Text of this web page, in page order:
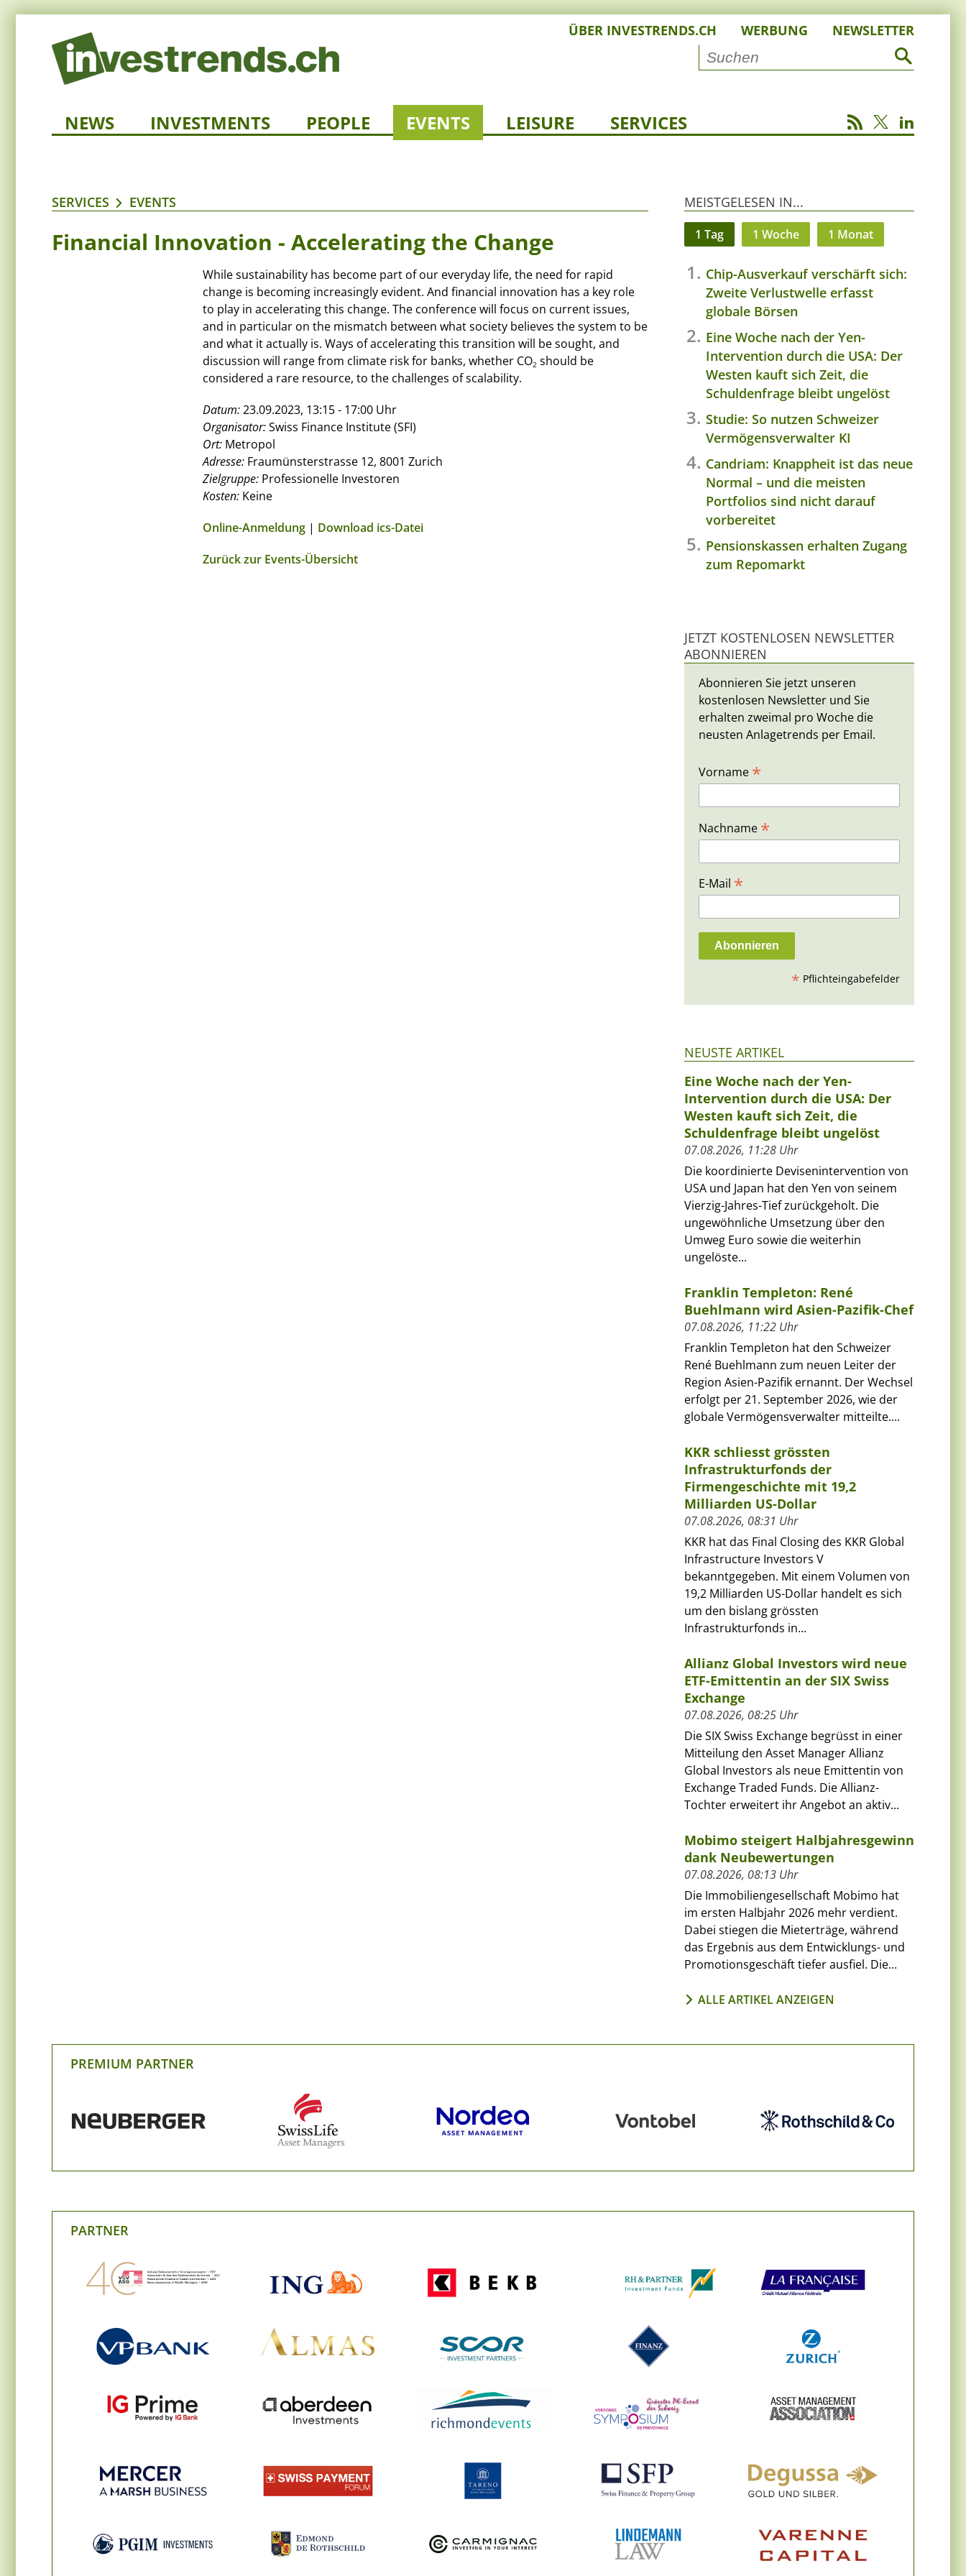
ÜBER INVESTRENDS.CH WERBUNG NEWSLETTER
NEWS INVESTMENTS PEOPLE EVENTS LEISURE SERVICES
SERVICES EVENTS
Financial Innovation - Accelerating the Change
While sustainability has become part of our everyday life, the need for rapid
change is becoming increasingly evident. And financial innovation has a key role
to play in accelerating this change. The conference will focus on current issues,
and in particular on the mismatch between what society believes the system to be
and what it actually is. Ways of accelerating this transition will be sought, and
discussion will range from climate risk for banks, whether CO2 should be
considered a rare resource, to the challenges of scalability.
Datum:23.09.2023, 13:15 - 17:00 Uhr
Organisator:Swiss Finance Institute (SFI)
Ort: Metropol
Adresse: Fraumünsterstrasse 12, 8001 Zurich
Zielgruppe: Professionelle Investoren
Kosten: Keine
Online-Anmeldung | Download ics-Datei
Zurück zur Events-Übersicht
MEISTGELESEN IN...
1 Tag 1 Woche 1 Monat
Chip-Ausverkauf verschärft sich:
Zweite Verlustwelle erfasst
globale Börsen
Eine Woche nach der Yen-
Intervention durch die USA: Der
Westen kauft sich Zeit, die
Schuldenfrage bleibt ungelöst
Studie: So nutzen Schweizer
Vermögensverwalter KI
Candriam: Knappheit ist das neue
Normal – und die meisten
Portfolios sind nicht darauf
vorbereitet
Pensionskassen erhalten Zugang
zum Repomarkt
JETZT KOSTENLOSEN NEWSLETTER
ABONNIEREN
Abonnieren Sie jetzt unseren
kostenlosen Newsletter und Sie
erhalten zweimal pro Woche die
neusten Anlagetrends per Email.
Vorname *
Nachname *
E-Mail *
* Pflichteingabefelder
NEUSTE ARTIKEL
Eine Woche nach der Yen-
Intervention durch die USA: Der
Westen kauft sich Zeit, die
Schuldenfrage bleibt ungelöst
07.08.2026, 11:28 Uhr
Die koordinierte Devisenintervention von
USA und Japan hat den Yen von seinem
Vierzig-Jahres-Tief zurückgeholt. Die
ungewöhnliche Umsetzung über den
Umweg Euro sowie die weiterhin
ungelöste...
Franklin Templeton: René
Buehlmann wird Asien-Pazifik-Chef
07.08.2026, 11:22 Uhr
Franklin Templeton hat den Schweizer
René Buehlmann zum neuen Leiter der
Region Asien-Pazifik ernannt. Der Wechsel
erfolgt per 21. September 2026, wie der
globale Vermögensverwalter mitteilte....
KKR schliesst grössten
Infrastrukturfonds der
Firmengeschichte mit 19,2
Milliarden US-Dollar
07.08.2026, 08:31 Uhr
KKR hat das Final Closing des KKR Global
Infrastructure Investors V
bekanntgegeben. Mit einem Volumen von
19,2 Milliarden US-Dollar handelt es sich
um den bislang grössten
Infrastrukturfonds in...
Allianz Global Investors wird neue
ETF-Emittentin an der SIX Swiss
Exchange
07.08.2026, 08:25 Uhr
Die SIX Swiss Exchange begrüsst in einer
Mitteilung den Asset Manager Allianz
Global Investors als neue Emittentin von
Exchange Traded Funds. Die Allianz-
Tochter erweitert ihr Angebot an aktiv...
Mobimo steigert Halbjahresgewinn
dank Neubewertungen
07.08.2026, 08:13 Uhr
Die Immobiliengesellschaft Mobimo hat
im ersten Halbjahr 2026 mehr verdient.
Dabei stiegen die Mieterträge, während
das Ergebnis aus dem Entwicklungs- und
Promotionsgeschäft tiefer ausfiel. Die...
ALLE ARTIKEL ANZEIGEN
PREMIUM PARTNER
PARTNER